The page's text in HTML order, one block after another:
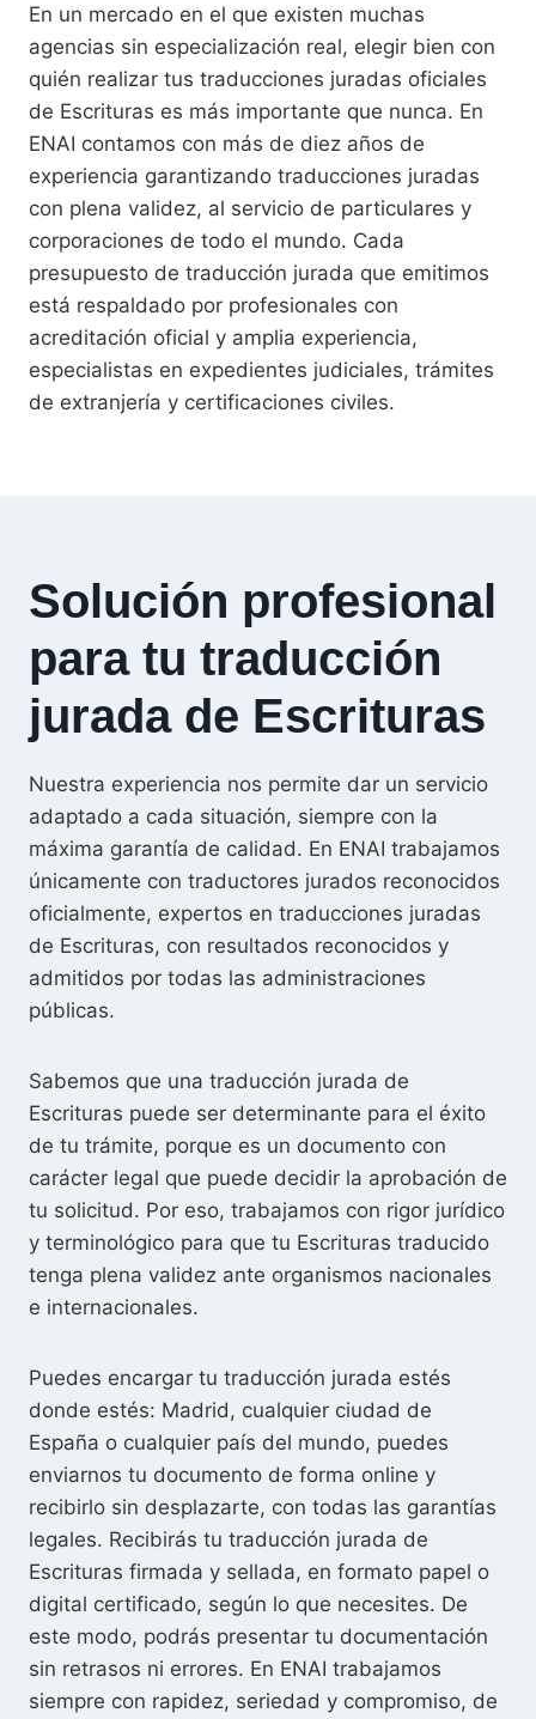
En un mercado en el que existen muchas
agencias sin especialización real, elegir bien con
quién realizar tus traducciones juradas oficiales
de Escrituras es más importante que nunca. En
ENAI contamos con más de diez años de
experiencia garantizando traducciones juradas
con plena validez, al servicio de particulares y
corporaciones de todo el mundo. Cada
presupuesto de traducción jurada que emitimos
está respaldado por profesionales con
acreditación oficial y amplia experiencia,
especialistas en expedientes judiciales, trámites
de extranjería y certificaciones civiles.
Solución profesional
para tu traducción
jurada de Escrituras
Nuestra experiencia nos permite dar un servicio
adaptado a cada situación, siempre con la
máxima garantía de calidad. En ENAI trabajamos
únicamente con traductores jurados reconocidos
oficialmente, expertos en traducciones juradas
de Escrituras, con resultados reconocidos y
admitidos por todas las administraciones
públicas.
Sabemos que una traducción jurada de
Escrituras puede ser determinante para el éxito
de tu trámite, porque es un documento con
carácter legal que puede decidir la aprobación de
tu solicitud. Por eso, trabajamos con rigor jurídico
y terminológico para que tu Escrituras traducido
tenga plena validez ante organismos nacionales
e internacionales.
Puedes encargar tu traducción jurada estés
donde estés: Madrid, cualquier ciudad de
España o cualquier país del mundo, puedes
enviarnos tu documento de forma online y
recibirlo sin desplazarte, con todas las garantías
legales. Recibirás tu traducción jurada de
Escrituras firmada y sellada, en formato papel o
digital certificado, según lo que necesites. De
este modo, podrás presentar tu documentación
sin retrasos ni errores. En ENAI trabajamos
siempre con rapidez, seriedad y compromiso, de